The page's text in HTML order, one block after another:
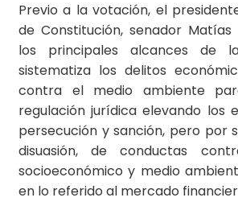
Previo a la votación, el
de Constitución, senador Matías
los principales alcances de
sistematiza los delitos
contra el medio ambiente
regulación jurídica elevando los
persecución y sanción, pero por
disuasión, de conductas
socioeconómico y medio
en lo referido al mercado